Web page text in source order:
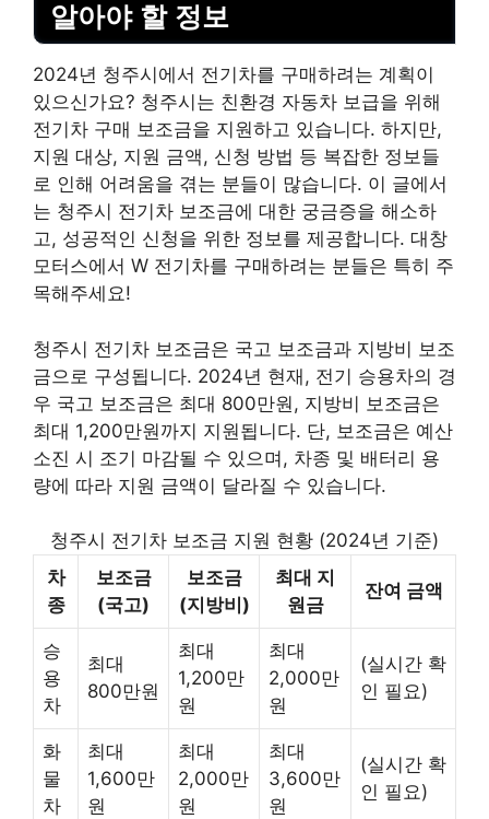
알아야 할 정보
2024년 청주시에서 전기차를 구매하려는 계획이
있으신가요? 청주시는 친환경 자동차 보급을 위해
전기차 구매 보조금을 지원하고 있습니다. 하지만,
지원 대상, 지원 금액, 신청 방법 등 복잡한 정보들
로 인해 어려움을 겪는 분들이 많습니다. 이 글에서
는 청주시 전기차 보조금에 대한 궁금증을 해소하
고, 성공적인 신청을 위한 정보를 제공합니다. 대창
모터스에서 W 전기차를 구매하려는 분들은 특히 주
목해주세요!
청주시 전기차 보조금은 국고 보조금과 지방비 보조
금으로 구성됩니다. 2024년 현재, 전기 승용차의 경
우 국고 보조금은 최대 800만원, 지방비 보조금은
최대 1,200만원까지 지원됩니다. 단, 보조금은 예산
소진 시 조기 마감될 수 있으며, 차종 및 배터리 용
량에 따라 지원 금액이 달라질 수 있습니다.
청주시 전기차 보조금 지원 현황 (2024년 기준)
차
종
보조금
(국고)
보조금
(지방비)
최대 지
원금
잔여 금액
승
용
차
최대
800만원
최대
1,200만
원
최대
2,000만
원
(실시간 확
인 필요)
화
물
차
최대
1,600만
원
최대
2,000만
원
최대
3,600만
원
(실시간 확
인 필요)